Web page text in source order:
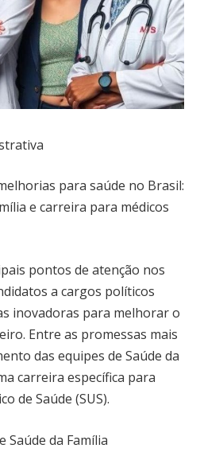
para saúde no Brasil:
e carreira para médicos
pontos de atenção nos
a cargos políticos
inovadoras para melhorar o
Entre as promessas mais
das equipes de Saúde da
carreira específica para
de Saúde (SUS).
Saúde da Família